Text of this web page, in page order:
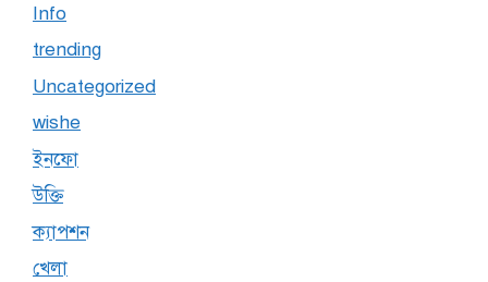
Info
trending
Uncategorized
wishe
ইনফো
উক্তি
ক্যাপশন
খেলা